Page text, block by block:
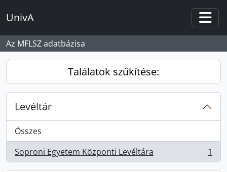
UnivA
Az MFLSZ adatbázisa
Találatok szűkítése:
Levéltár
Összes
Soproni Egyetem Központi Levéltára
, 1 eredmények 1